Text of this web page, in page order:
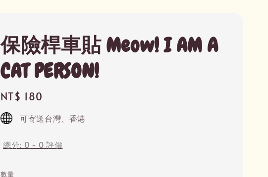
保險桿車貼 Meow! I AM A
CAT PERSON!
Regular
price
NT$ 180
可寄送台灣、香港
總分: 0 - 0 評價
數量